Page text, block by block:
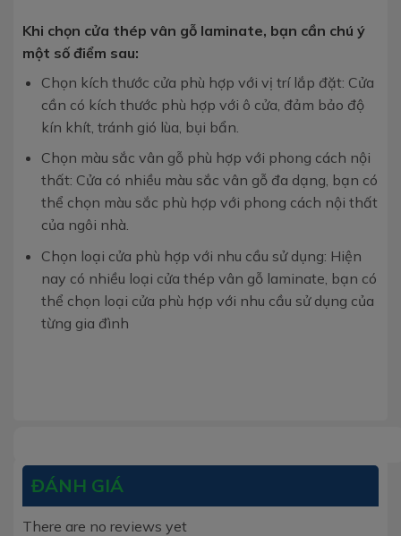
Khi chọn cửa thép vân gỗ laminate, bạn cần chú ý
một số điểm sau:
Chọn kích thước cửa phù hợp với vị trí lắp đặt: Cửa
cần có kích thước phù hợp với ô cửa, đảm bảo độ
kín khít, tránh gió lùa, bụi bẩn.
Chọn màu sắc vân gỗ phù hợp với phong cách nội
thất: Cửa có nhiều màu sắc vân gỗ đa dạng, bạn có
thể chọn màu sắc phù hợp với phong cách nội thất
của ngôi nhà.
Chọn loại cửa phù hợp với nhu cầu sử dụng: Hiện
nay có nhiều loại cửa thép vân gỗ laminate, bạn có
thể chọn loại cửa phù hợp với nhu cầu sử dụng của
từng gia đình
ĐÁNH GIÁ
There are no reviews yet